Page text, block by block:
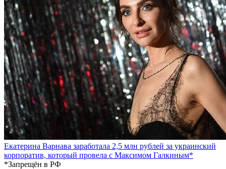
Екатерина Варнава заработала 2,5 млн рублей за украинский
корпоратив, который провела с Максимом Галкиным*
*Запрещён в РФ